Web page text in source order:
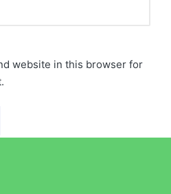
website in this browser for